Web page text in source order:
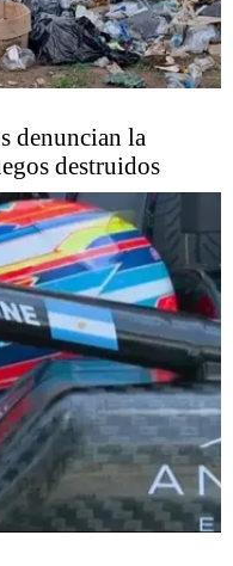
denuncian la
destruidos